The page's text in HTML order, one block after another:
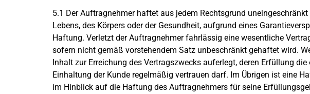
5.1 Der Auftragnehmer haftet aus jedem Rechtsgrund
Lebens, des Körpers oder der Gesundheit, aufgrund eines
Haftung. Verletzt der Auftragnehmer fahrlässig eine wesentliche
sofern nicht gemäß vorstehendem Satz unbeschränkt gehaftet wird.
Inhalt zur Erreichung des Vertragszwecks auferlegt, deren Erfüllung
Einhaltung der Kunde regelmäßig vertrauen darf. Im Übrigen ist eine
im Hinblick auf die Haftung des Auftragnehmers für seine